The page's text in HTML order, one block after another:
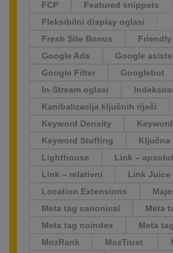
FCP
Featured snippets
Fleksibilni display oglasi
Fresh Site Bonus
Friendly
Google Ads
Google
Google Filter
Googlebot
In-Stream oglasi
Kanibalizacija ključnih riječi
Keyword Density
Keyword Stuffing
Ključna
Lighthouse
Link –
Link – relativni
Link Juice
Location Extensions
Meta tag canonical
Meta
Meta tag noindex
Meta
MozRank
MozTrust